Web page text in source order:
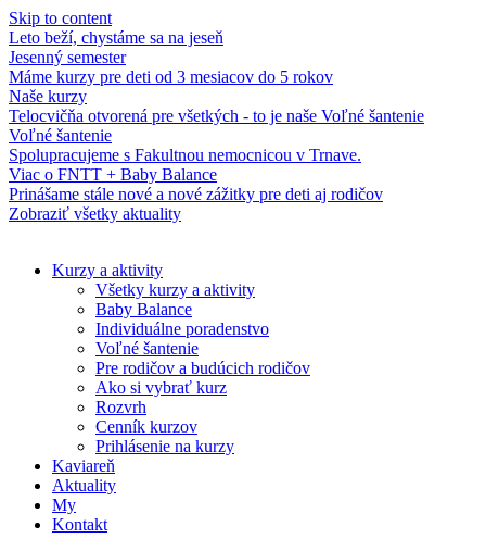
Skip to content
Leto beží, chystáme sa na jeseň
Jesenný semester
Máme kurzy pre deti od 3 mesiacov do 5 rokov
Naše kurzy
Telocvičňa otvorená pre všetkých - to je naše Voľné šantenie
Voľné šantenie
Spolupracujeme s Fakultnou nemocnicou v Trnave.
Viac o FNTT + Baby Balance
Prinášame stále nové a nové zážitky pre deti aj rodičov
Zobraziť všetky aktuality
Kurzy a aktivity
Všetky kurzy a aktivity
Baby Balance
Individuálne poradenstvo
Voľné šantenie
Pre rodičov a budúcich rodičov
Ako si vybrať kurz
Rozvrh
Cenník kurzov
Prihlásenie na kurzy
Kaviareň
Aktuality
My
Kontakt